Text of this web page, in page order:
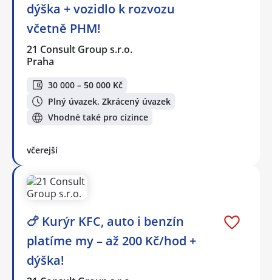
dýška + vozidlo k rozvozu
včetně PHM!
21 Consult Group s.r.o.
Praha
30 000 – 50 000 Kč
Plný úvazek, Zkrácený úvazek
Vhodné také pro cizince
včerejší
🍗 Kurýr KFC, auto i benzín
platíme my – až 200 Kč/hod +
dýška!